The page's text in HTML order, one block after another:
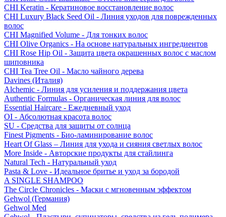
CHI Keratin - Кератиновое восстановление волос
CHI Luxury Black Seed Oil - Линия уходов для поврежденных
волос
CHI Magnified Volume - Для тонких волос
CHI Olive Organics - На основе натуральных ингредиентов
CHI Rose Hip Oil - Защита цвета окрашенных волос с маслом
шиповника
CHI Tea Tree Oil - Масло чайного дерева
Davines (Италия)
Alchemic - Линия для усиления и поддержания цвета
Authentic Formulas - Органическая линия для волос
Essential Haircare - Eжедневный уход
OI - Абсолютная красота волос
SU - Средства для защиты от солнца
Finest Pigments - Био-ламинирование волос
Heart Of Glass – Линия для ухода и сияния светлых волос
More Inside - Авторские продукты для стайлинга
Natural Tech - Натуральный уход
Pasta & Love - Идеальное бритье и уход за бородой
A SINGLE SHAMPOO
The Circle Chronicles - Маски с мгновенным эффектом
Gehwol (Германия)
Gehwol Med